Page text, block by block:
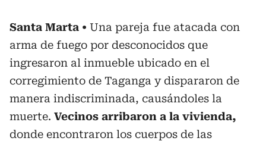
Santa Marta
Una pareja fue atacada con
arma de fuego por desconocidos que
ingresaron al inmueble ubicado en el
corregimiento de Taganga y dispararon de
manera indiscriminada, causándoles la
muerte. Vecinos arribaron a la vivienda,
donde encontraron los cuerpos de las